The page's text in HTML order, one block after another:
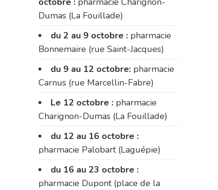
Dumas (La Fouillade)
du 2 au 9 octobre : pharmacie
Bonnemaire (rue Saint-Jacques)
du 9 au 12 octobre: pharmacie
Carnus (rue Marcellin-Fabre)
Le 12 octobre : pharmacie
Charignon-Dumas (La Fouillade)
du 12 au 16 octobre :
pharmacie Palobart (Laguépie)
du 16 au 23 octobre :
pharmacie Dupont (place de la